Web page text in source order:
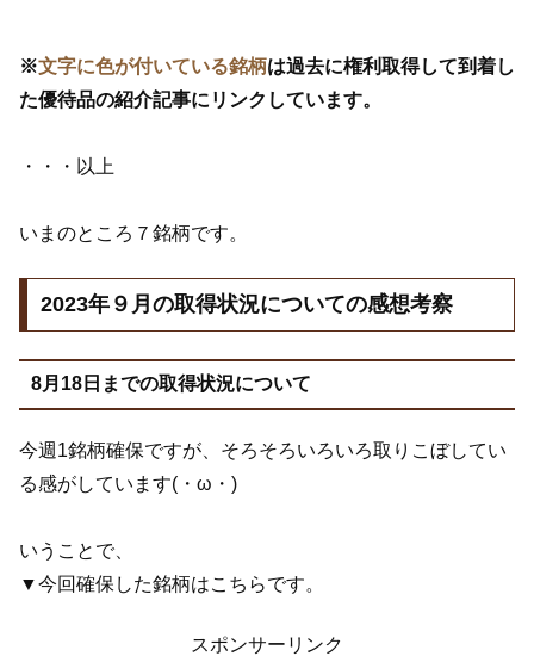
※文字に色が付いている銘柄は過去に権利取得して到着し
た優待品の紹介記事にリンクしています。
・・・以上
いまのところ７銘柄です。
2023年９月の取得状況についての感想考察
8月18日までの取得状況について
今週1銘柄確保ですが、そろそろいろいろ取りこぼしてい
る感がしています(・ω・)
いうことで、
▼今回確保した銘柄はこちらです。
スポンサーリンク